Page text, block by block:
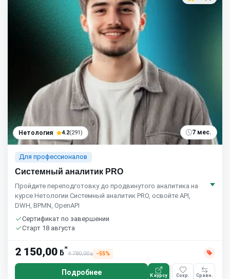
Нетология 4.2(291) 7 мес.
Для профессионалов
Системный аналитик PRO
Пройдите переподготовку до продвинутого аналитика на
курсе Нетологии Системный аналитик PRO, освойте API,
DWH, BPMN, OpenAPI
Сертификат по завершении
Старт 18 августа
2 150,00 ƃ*
4 780,00ƃ −55%
Подробнее К курсу Сохр. Сравн.